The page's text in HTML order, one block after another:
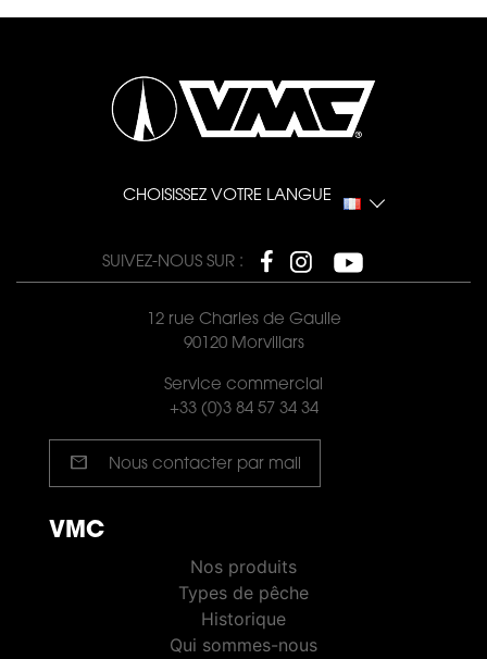
CHOISISSEZ VOTRE LANGUE
SUIVEZ-NOUS SUR :
12 rue Charles de Gaulle
90120 Morvillars
Service commercial
+33 (0)3 84 57 34 34
mail Nous contacter par mail
VMC
Nos produits
Types de pêche
Historique
Qui sommes-nous